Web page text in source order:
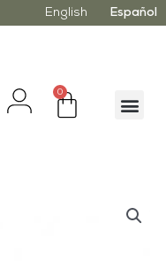
English Español
0